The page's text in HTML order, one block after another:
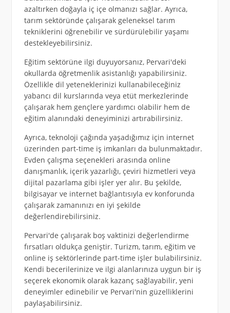
azaltırken doğayla iç içe olmanızı sağlar. Ayrıca,
tarım sektöründe çalışarak geleneksel tarım
tekniklerini öğrenebilir ve sürdürülebilir yaşamı
destekleyebilirsiniz.
Eğitim sektörüne ilgi duyuyorsanız, Pervari'deki
okullarda öğretmenlik asistanlığı yapabilirsiniz.
Özellikle dil yeteneklerinizi kullanabileceğiniz
yabancı dil kurslarında veya etüt merkezlerinde
çalışarak hem gençlere yardımcı olabilir hem de
eğitim alanındaki deneyiminizi artırabilirsiniz.
Ayrıca, teknoloji çağında yaşadığımız için internet
üzerinden part-time iş imkanları da bulunmaktadır.
Evden çalışma seçenekleri arasında online
danışmanlık, içerik yazarlığı, çeviri hizmetleri veya
dijital pazarlama gibi işler yer alır. Bu şekilde,
bilgisayar ve internet bağlantısıyla ev konforunda
çalışarak zamanınızı en iyi şekilde
değerlendirebilirsiniz.
Pervari'de çalışarak boş vaktinizi değerlendirme
fırsatları oldukça geniştir. Turizm, tarım, eğitim ve
online iş sektörlerinde part-time işler bulabilirsiniz.
Kendi becerilerinize ve ilgi alanlarınıza uygun bir iş
seçerek ekonomik olarak kazanç sağlayabilir, yeni
deneyimler edinebilir ve Pervari'nin güzelliklerini
paylaşabilirsiniz.